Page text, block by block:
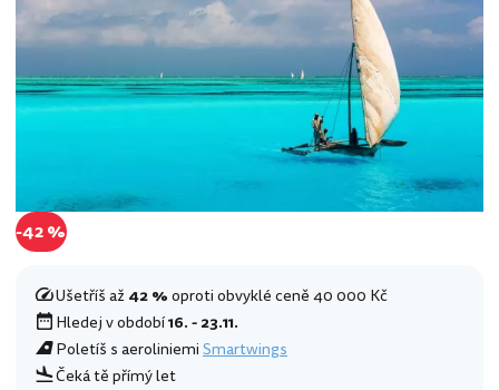
-42 %
Ušetříš až42 %oproti obvyklé ceně 40 000 Kč
Hledej v období16. - 23.11.
Poletíš s aeroliniemiSmartwings
Čeká tě přímý let